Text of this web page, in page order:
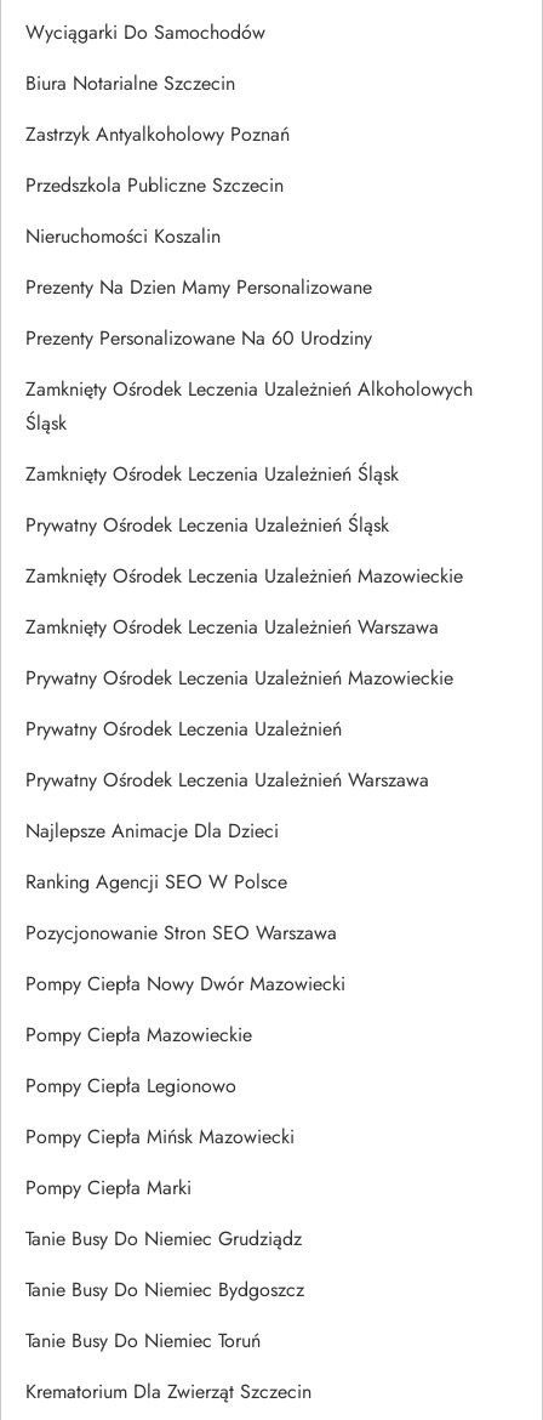
Wyciągarki Do Samochodów
Biura Notarialne Szczecin
Zastrzyk Antyalkoholowy Poznań
Przedszkola Publiczne Szczecin
Nieruchomości Koszalin
Prezenty Na Dzien Mamy Personalizowane
Prezenty Personalizowane Na 60 Urodziny
Zamknięty Ośrodek Leczenia Uzależnień Alkoholowych
Śląsk
Zamknięty Ośrodek Leczenia Uzależnień Śląsk
Prywatny Ośrodek Leczenia Uzależnień Śląsk
Zamknięty Ośrodek Leczenia Uzależnień Mazowieckie
Zamknięty Ośrodek Leczenia Uzależnień Warszawa
Prywatny Ośrodek Leczenia Uzależnień Mazowieckie
Prywatny Ośrodek Leczenia Uzależnień
Prywatny Ośrodek Leczenia Uzależnień Warszawa
Najlepsze Animacje Dla Dzieci
Ranking Agencji SEO W Polsce
Pozycjonowanie Stron SEO Warszawa
Pompy Ciepła Nowy Dwór Mazowiecki
Pompy Ciepła Mazowieckie
Pompy Ciepła Legionowo
Pompy Ciepła Mińsk Mazowiecki
Pompy Ciepła Marki
Tanie Busy Do Niemiec Grudziądz
Tanie Busy Do Niemiec Bydgoszcz
Tanie Busy Do Niemiec Toruń
Krematorium Dla Zwierząt Szczecin